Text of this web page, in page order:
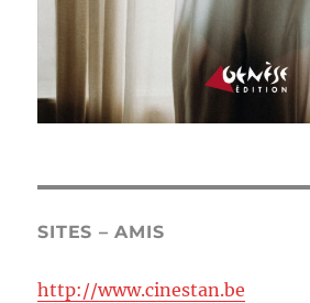
SITES – AMIS
http://www.cinestan.be